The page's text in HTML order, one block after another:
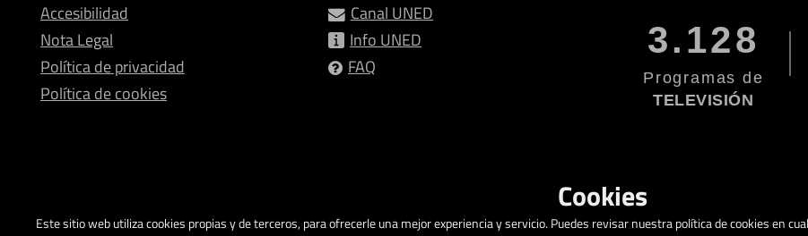
Accesibilidad
Nota Legal
Política de privacidad
Política de cookies
Canal UNED
Info UNED
FAQ
3.128
Programas de
TELEVISIÓN
Cookies
Este sitio web utiliza cookies propias y de terceros, para ofrecerle una mejor experiencia y servicio. Puedes revisar nuestra política de cookies en